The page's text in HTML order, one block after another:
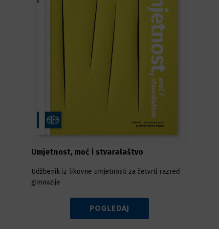
Umjetnost, moć i stvaralaštvo
Udžbenik iz likovne umjetnosti za četvrti razred
gimnazije
POGLEDAJ